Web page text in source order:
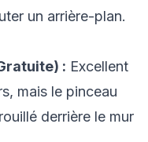
un arrière-plan.
: Excellent
mais le pinceau
derrière le mur